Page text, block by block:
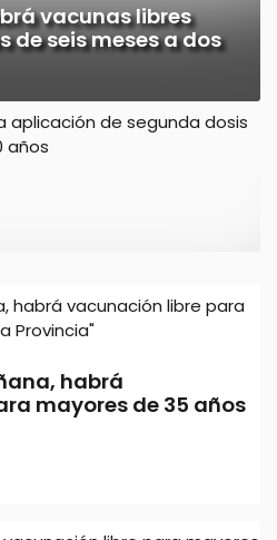
vacunas libres
de seis meses a dos
la aplicación de
para mayores de
habrá
mayores de 35 años